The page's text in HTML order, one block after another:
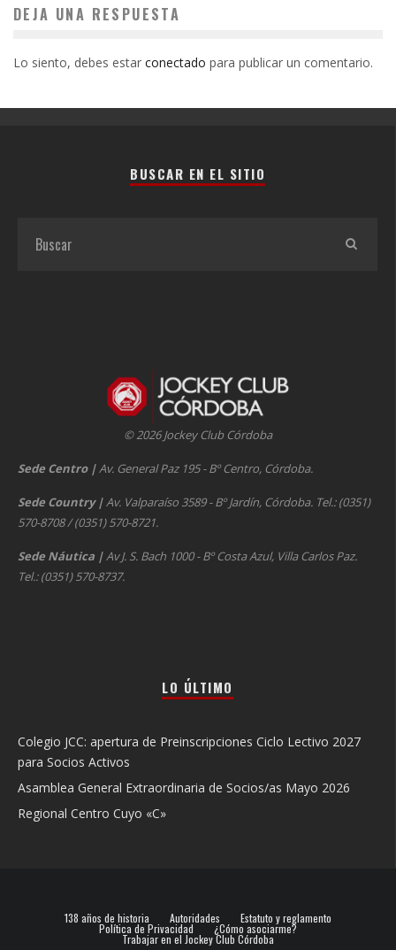
DEJA UNA RESPUESTA
Lo siento, debes estar conectado para publicar un comentario.
BUSCAR EN EL SITIO
© 2026 Jockey Club Córdoba
Sede Centro |Av. General Paz 195 - Bº Centro, Córdoba.
Sede Country |Av. Valparaíso 3589 - Bº Jardín, Córdoba. Tel.: (0351)
570-8708 / (0351) 570-8721.
Sede Náutica |Av J. S. Bach 1000 - Bº Costa Azul, Villa Carlos Paz.
Tel.: (0351) 570-8737.
LO ÚLTIMO
Colegio JCC: apertura de Preinscripciones Ciclo Lectivo 2027
para Socios Activos
Asamblea General Extraordinaria de Socios/as Mayo 2026
Regional Centro Cuyo «C»
138 años de historia Autoridades Estatuto y reglamento
Política de Privacidad ¿Cómo asociarme?
Trabajar en el Jockey Club Córdoba